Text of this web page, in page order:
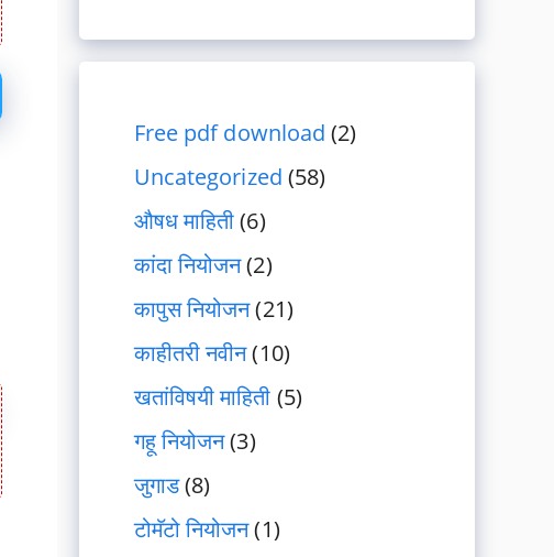
Free pdf download (2)
Uncategorized (58)
औषध माहिती(6)
कांदा नियोजन(2)
कापुस नियोजन(21)
काहीतरी नवीन(10)
खतांविषयी माहिती (5)
गहू नियोजन(3)
जुगाड(8)
टोमॅटो नियोजन(1)